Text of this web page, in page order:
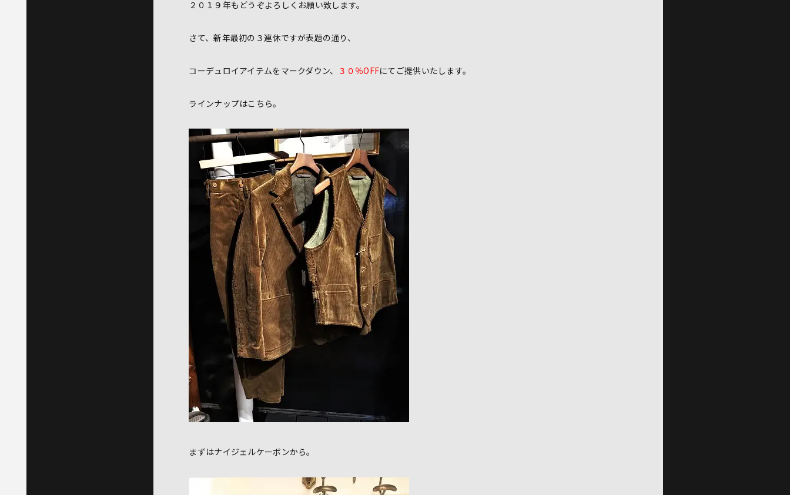
２０１９年もどうぞよろしくお願い致します。
さて、新年最初の３連休ですが表題の通り、
コーデュロイアイテムをマークダウン、 ３０％OFFにてご提供いたします。
ラインナップはこちら。
まずはナイジェルケーボンから。